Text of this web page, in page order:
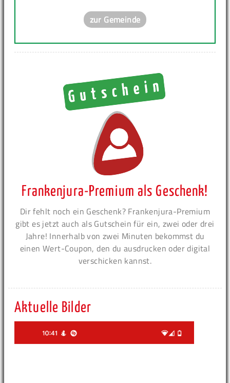
zur Gemeinde
Frankenjura-Premium als Geschenk!
Dir fehlt noch ein Geschenk? Frankenjura-Premium
gibt es jetzt auch als Gutschein für ein, zwei oder drei
Jahre! Innerhalb von zwei Minuten bekommst du
einen Wert-Coupon, den du ausdrucken oder digital
verschicken kannst.
Aktuelle Bilder